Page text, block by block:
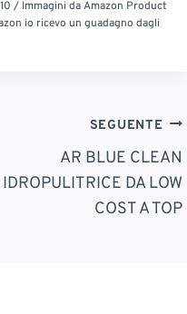
/ Immagini da Amazon Product
io ricevo un guadagno dagli
SEGUENTE
AR BLUE CLEAN
IDROPULITRICE DA LOW
COST A TOP